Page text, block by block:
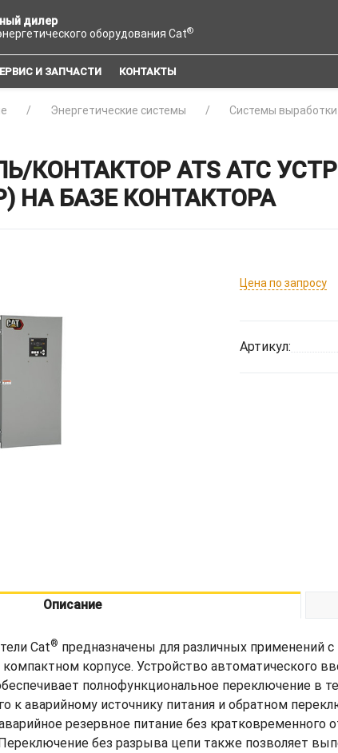
дилер
оборудования Cat®
И ЗАПЧАСТИ КОНТАКТЫ
Энергетические системы Системы
КОНТАКТОР ATS ATC
НА БАЗЕ КОНТАКТОРА
Цена по запросу
Артикул:
Описание
Cat® предназначены для различных применений
корпусе. Устройство автоматического
полнофункциональное переключение в
к аварийному источнику питания и обратном
резервное питание без
без разрыва цепи также позволяет